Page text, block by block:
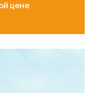
цене